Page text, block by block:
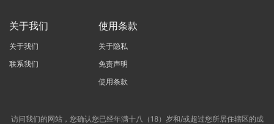
关于我们
关于我们
联系我们
使用条款
关于隐私
免责声明
使用条款
访问我们的网站，您确认您已经年满十八（18）岁和/或超过您所居住辖区的成